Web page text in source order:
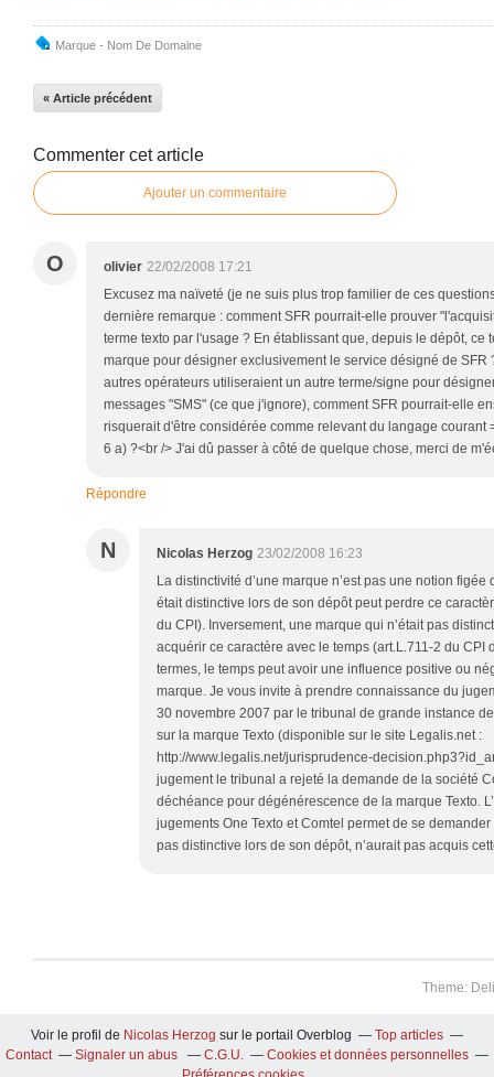
Marque - Nom De Domaine
« Article précédent
Commenter cet article
Ajouter un commentaire
O olivier 22/02/2008 17:21
Excusez ma naïveté (je ne suis plus trop familier de ces
dernière remarque : comment SFR pourrait-elle prouver
terme texto par l'usage ? En établissant que, depuis le dépôt, ce
marque pour désigner exclusivement le service désigné de SFR
autres opérateurs utiliseraient un autre terme/signe pour
messages "SMS" (ce que j'ignore), comment SFR pourrait-elle
risquerait d'être considérée comme relevant du langage courant
6 a) ?<br /> J'ai dû passer à côté de quelque chose, merci de
Répondre
N Nicolas Herzog 23/02/2008 16:23
La distinctivité d’une marque n’est pas une notion
était distinctive lors de son dépôt peut perdre ce
du CPI). Inversement, une marque qui n’était pas
acquérir ce caractère avec le temps (art.L.711-2 du CPI
termes, le temps peut avoir une influence positive ou
marque. Je vous invite à prendre connaissance du
30 novembre 2007 par le tribunal de grande instance
sur la marque Texto (disponible sur le site Legalis.net :
http://www.legalis.net/jurisprudence-
jugement le tribunal a rejeté la demande de la société
déchéance pour dégénérescence de la marque Texto.
jugements One Texto et Comtel permet de se demander
pas distinctive lors de son dépôt, n’aurait pas acquis
Theme:
Voir le profil de Nicolas Herzog sur le portail Overblog
Top articles
Contact
Signaler un abus C.G.U.
Cookies et données personnelles